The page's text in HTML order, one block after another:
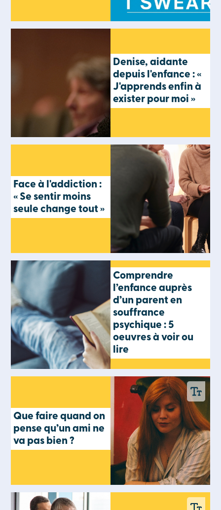
Denise, aidante
depuis l'enfance : «
J'apprends enfin à
exister pour moi »
Face à l'addiction :
« Se sentir moins
seule change tout »
Comprendre
l’enfance auprès
d’un parent en
souffrance
psychique : 5
oeuvres à voir ou
lire
Que faire quand on
pense qu’un ami ne
va pas bien ?